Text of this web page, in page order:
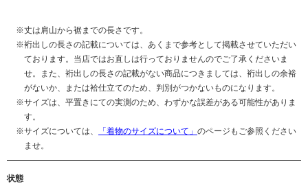
丈は肩山から裾までの長さです。
裄出しの長さの記載については、あくまで参考として掲載させていただい
ております。当店ではお直しは行っておりませんのでご了承くださいま
せ。また、裄出しの長さの記載がない商品につきましては、裄出しの余裕
がないか、または袷仕立てのため、判別がつかないものになります。
サイズは、平置きにての実測のため、わずかな誤差がある可能性がありま
す。
サイズについては、
「着物のサイズについて」 のページもご参照ください
ませ。
状態